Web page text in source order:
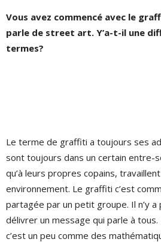
Vous avez commencé avec le
parle de street art. Y’a-t-il une
termes?
Le terme de graffiti a toujours ses
sont toujours dans un certain entre-
qu’à leurs propres copains,
environnement. Le graffiti c’est
partagée par un petit groupe. Il n’y a
délivrer un message qui parle à
c’est un peu comme des